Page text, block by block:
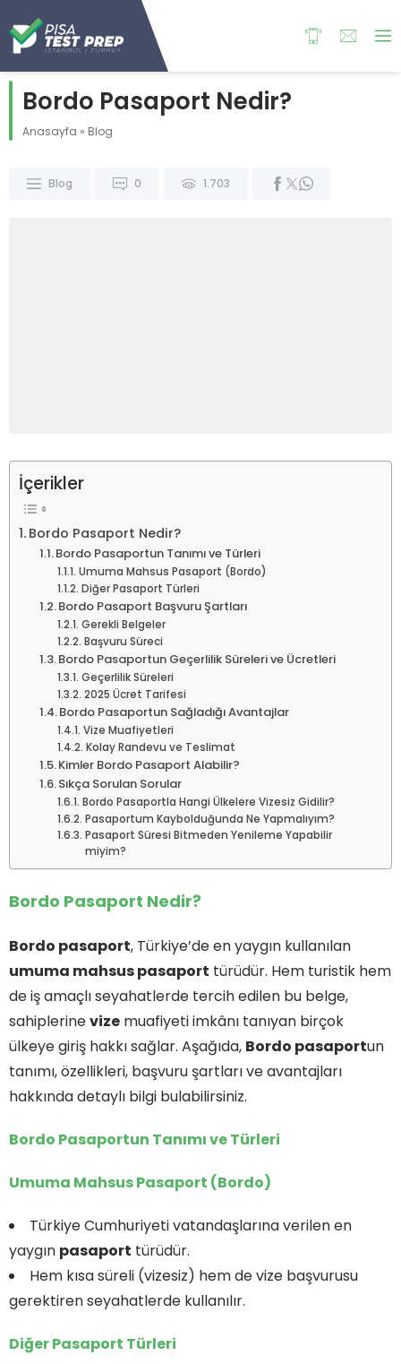
Bordo Pasaport Nedir?
Anasayfa » Blog
Blog 0 1.703
İçerikler
Bordo Pasaport Nedir?
Bordo Pasaportun Tanımı ve Türleri
Umuma Mahsus Pasaport (Bordo)
Diğer Pasaport Türleri
Bordo Pasaport Başvuru Şartları
Gerekli Belgeler
Başvuru Süreci
Bordo Pasaportun Geçerlilik Süreleri ve Ücretleri
Geçerlilik Süreleri
2025 Ücret Tarifesi
Bordo Pasaportun Sağladığı Avantajlar
Vize Muafiyetleri
Kolay Randevu ve Teslimat
Kimler Bordo Pasaport Alabilir?
Sıkça Sorulan Sorular
Bordo Pasaportla Hangi Ülkelere Vizesiz Gidilir?
Pasaportum Kaybolduğunda Ne Yapmalıyım?
Pasaport Süresi Bitmeden Yenileme Yapabilir
miyim?
Bordo Pasaport Nedir?
Bordo pasaport, Türkiye’de en yaygın kullanılan
umuma mahsus pasaport türüdür. Hem turistik hem
de iş amaçlı seyahatlerde tercih edilen bu belge,
sahiplerinevize muafiyeti imkânı tanıyan birçok
ülkeye giriş hakkı sağlar. Aşağıda, Bordo pasaportun
tanımı, özellikleri, başvuru şartları ve avantajları
hakkında detaylı bilgi bulabilirsiniz.
Bordo Pasaportun Tanımı ve Türleri
Umuma Mahsus Pasaport (Bordo)
Türkiye Cumhuriyeti vatandaşlarına verilen en
yaygın pasaport türüdür.
Hem kısa süreli (vizesiz) hem de vize başvurusu
gerektiren seyahatlerde kullanılır.
Diğer Pasaport Türleri